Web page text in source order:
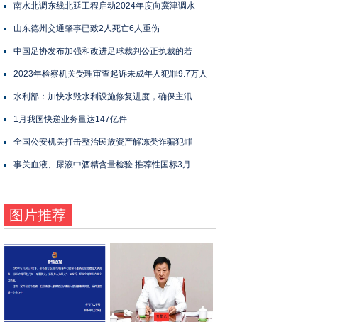
南水北调东线北延工程启动2024年度向冀津调水
山东德州交通肇事已致2人死亡6人重伤
中国足协发布加强和改进足球裁判公正执裁的若
2023年检察机关受理审查起诉未成年人犯罪9.7万人
水利部：加快水毁水利设施修复进度，确保主汛
1月我国快递业务量达147亿件
全国公安机关打击整治民族资产解冻类诈骗犯罪
事关血液、尿液中酒精含量检验 推荐性国标3月
图片推荐